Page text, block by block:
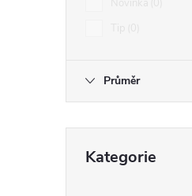
p
a
Průměr
kategorie
Kategorie